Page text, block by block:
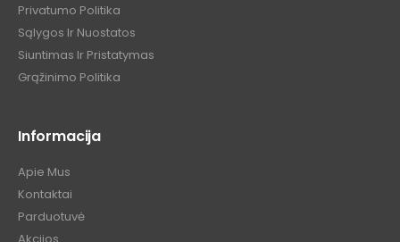
Privatumo Politika
Sąlygos Ir Nuostatos
Siuntimas Ir Pristatymas
Grąžinimo Politika
Informacija
Apie Mus
Kontaktai
Parduotuvė
Akcijos